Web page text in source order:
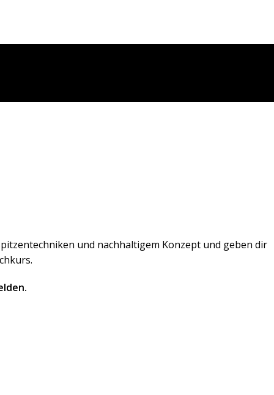
und nachhaltigem Konzept und geben dir